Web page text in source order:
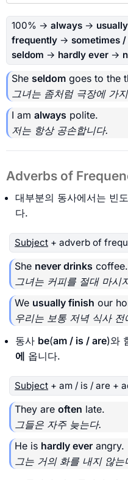
100% → always →
frequently → sometimes
seldom → hardly ever →
She seldom goes to the
그녀는 좀처럼 극장에 가
I am always polite.
저는 항상 공손합니다.
Adverbs of
대부분의 동사에서는 빈
다.
Subject + adverb of
She never drinks coffee.
그녀는 커피를 절대 마시
We usually finish our
우리는 보통 저녁 식사 전
동사 be(am / is / are)와
에 옵니다.
Subject + am / is / are +
They are often late.
그들은 자주 늦는다.
He is hardly ever angry.
그는 거의 화를 내지 않는